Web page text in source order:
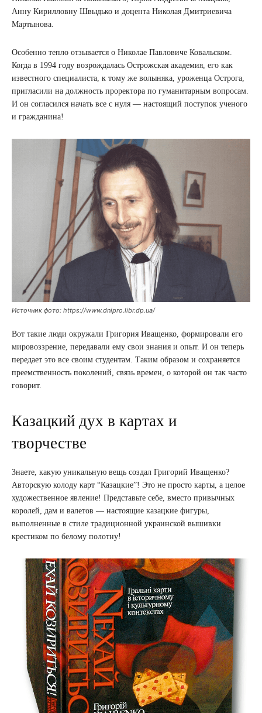
Анну Кирилловну Швыдько и доцента Николая Дмитриевича
Мартынова.
Особенно тепло отзывается о Николае Павловиче Ковальском.
Когда в 1994 году возрождалась Острожская академия, его как
известного специалиста, к тому же волыняка, уроженца Острога,
пригласили на должность проректора по гуманитарным вопросам.
И он согласился начать все с нуля — настоящий поступок ученого
и гражданина!
Источник фото: https://www.dnipro.libr.dp.ua/
Вот такие люди окружали Григория Иващенко, формировали его
мировоззрение, передавали ему свои знания и опыт. И он теперь
передает это все своим студентам. Таким образом и сохраняется
преемственность поколений, связь времен, о которой он так часто
говорит.
Казацкий дух в картах и
творчестве
Знаете, какую уникальную вещь создал Григорий Иващенко?
Авторскую колоду карт “Казацкие”! Это не просто карты, а целое
художественное явление! Представьте себе, вместо привычных
королей, дам и валетов — настоящие казацкие фигуры,
выполненные в стиле традиционной украинской вышивки
крестиком по белому полотну!